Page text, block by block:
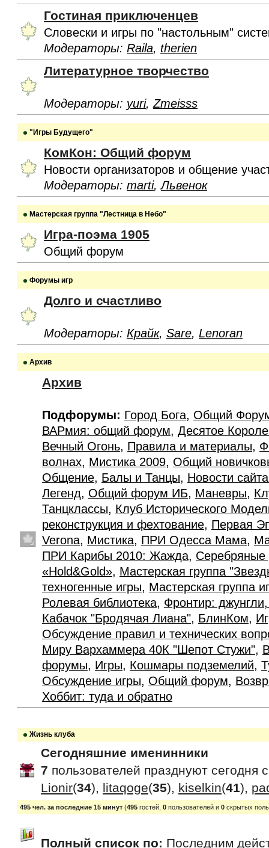
Гостиная приключенцев
Словески и игры по "настольным"
Модераторы: Raila, therien
Литературное творчество
Модераторы: yuri, Zmeisss
"Игры Будущего"
КомКон: Общий форум
Новости организаторов и общение
Модераторы: marti,Львенок
Мастерская группа "Лестница в Небо"
Игра-поэма 1905
Общий форум
Форумы игр
Долго и счастливо
Модераторы: Крайк, Sare, Lenoran
Архив
Архив
Подфорумы: Город Бога, Общий
ВАРмия: общий форум, Десятое
Вечный Огонь, Правила и материалы,
волнах, Мистика 2009, Общий
Общение, Балы и Танцы, Новости
Легенд, Общий форум ИБ, Маневры,
Танцклассы, Клуб Исторического
реконструкция и фехтование, Первая
Verona, Мистика, ПРИ Одесса Мама,
ПРИ Карибы 2010: Жажда, Серебряные
«Hold&Gold», Мастерская группа
техногенные игры, Мастерская группа
Ролевая библиотека, Фронтир:
Кабачок "Бродячая Лиана", БлинКом,
Обсуждение правил и технических
Миру Вархаммера 40К "Шепот Стужи",
форумы, Игры, Кошмары подземелий,
Обсуждение игры, Общий форум,
Хоббит: туда и обратно
Жизнь клуба
Сегодняшние именинники
7 пользователей празднуют сегодня
Lionir(34), litaqoge(35), kiselkin(41),
495 чел. за последние 15 минут (495 гостей, 0 пользователей и 0 скрытых
Полный список по: Последним